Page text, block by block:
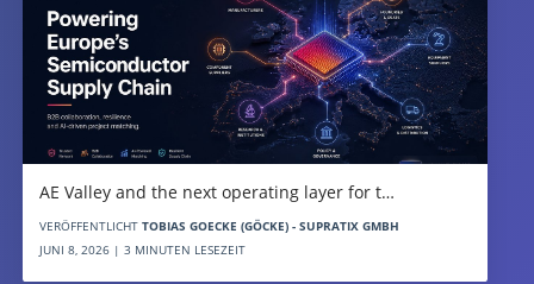
AE Valley and the next operating layer for t…
VERÖFFENTLICHT TOBIAS GOECKE (GÖCKE) - SUPRATIX GMBH
JUNI 8, 2026 | 3 MINUTEN LESEZEIT